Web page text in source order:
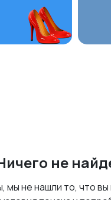
не
мы не нашли то, что вы